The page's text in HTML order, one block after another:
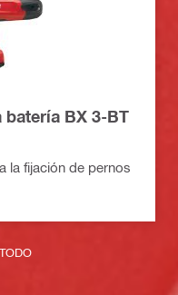
BX 3-BT
la fijación de pernos